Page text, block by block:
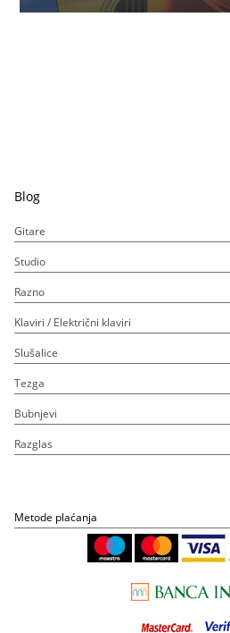
Blog
Gitare
Studio
Razno
Klaviri / Električni klaviri
Slušalice
Tezga
Bubnjevi
Razglas
Metode plaćanja